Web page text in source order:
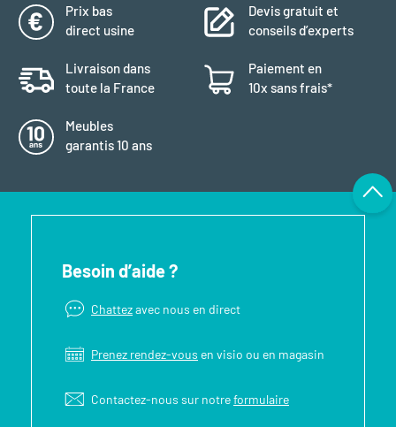
Prix bas
direct usine
Devis gratuit et
conseils d’experts
Livraison dans
toute la France
Paiement en
10x sans frais*
Meubles
garantis 10 ans
Besoin d’aide ?
Chattezavec nous en direct
Prenez rendez-vous en visio ou en magasin
Contactez-nous sur notreformulaire